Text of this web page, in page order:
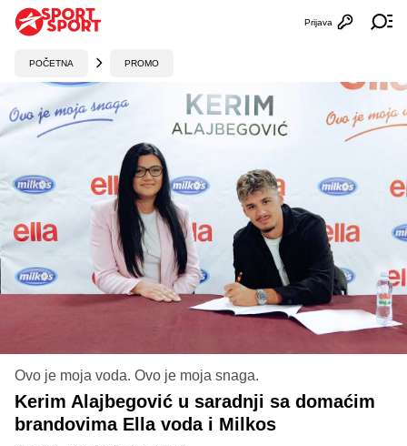
Otvori
Prijava
POČETNA PROMO
Ovo je moja voda. Ovo je moja snaga.
Kerim Alajbegović u saradnji sa domaćim
brandovima Ella voda i Milkos